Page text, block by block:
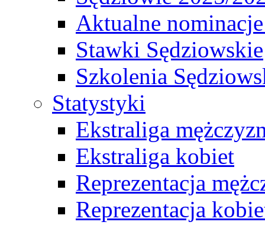
Aktualne
Stawki Sędziowskie
Szkolenia
Statystyki
Ekstraliga
Ekstraliga kobiet
Reprezentacja
Reprezentacja